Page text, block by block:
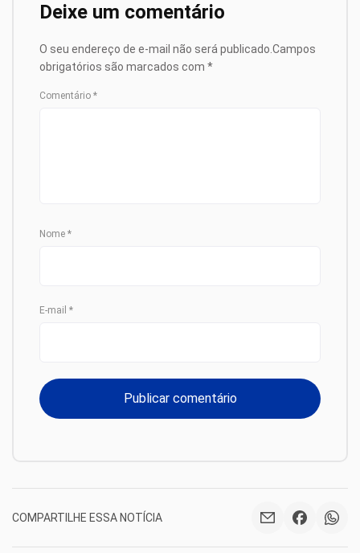
Deixe um comentário
O seu endereço de e-mail não será publicado. Campos
obrigatórios são marcados com *
Comentário *
Nome *
E-mail *
COMPARTILHE ESSA NOTÍCIA